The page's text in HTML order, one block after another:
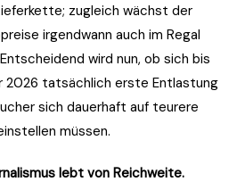
zugleich wächst der
irgendwann auch im Regal
wird nun, ob sich bis
2026 tatsächlich erste Entlastung
sich dauerhaft auf teurere
müssen.
lebt von Reichweite.